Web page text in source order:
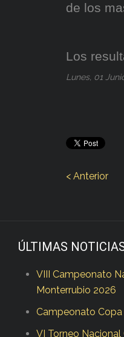
de los
Los
Lunes, 01
< Anterior
ÚLTIMAS
VIII Campeonato
Monterrubio 2026
Campeonato
VI Torneo